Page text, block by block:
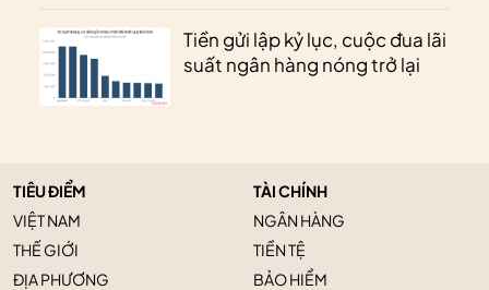
Tiền gửi lập kỷ lục, cuộc đua lãi
suất ngân hàng nóng trở lại
TIÊU ĐIỂM
VIỆT NAM
THẾ GIỚI
ĐỊA PHƯƠNG
TÀI CHÍNH
NGÂN HÀNG
TIỀN TỆ
BẢO HIỂM